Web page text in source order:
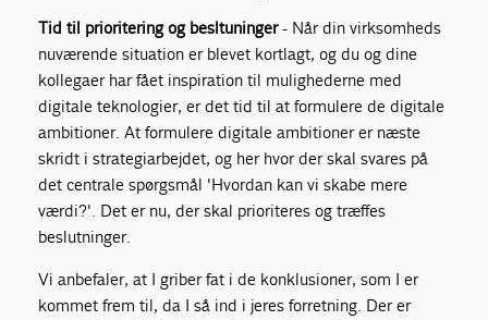
Tid til prioritering og besltuninger- Når din virksomheds
nuværende situation er blevet kortlagt, og du og dine
kollegaer har fået inspiration til mulighederne med
digitale teknologier, er det tid til at formulere de digitale
ambitioner. At formulere digitale ambitioner er næste
skridt i strategiarbejdet, og her hvor der skal svares på
det centrale spørgsmål 'Hvordan kan vi skabe mere
værdi?'. Det er nu, der skal prioriteres og træffes
beslutninger.
Vi anbefaler, at I griber fat i de konklusioner, som I er
kommet frem til, da I så ind i jeres forretning. Der er